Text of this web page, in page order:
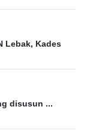
Lebak, Kades
disusun ...